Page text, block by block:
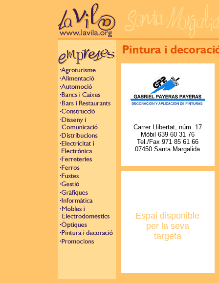
Carrer Llibertat, núm. 17
Mòbil 639 60 31 76
Tel./Fax 971 85 61 66
07450 Santa Margalida
Espai disponible
per la seva
targeta